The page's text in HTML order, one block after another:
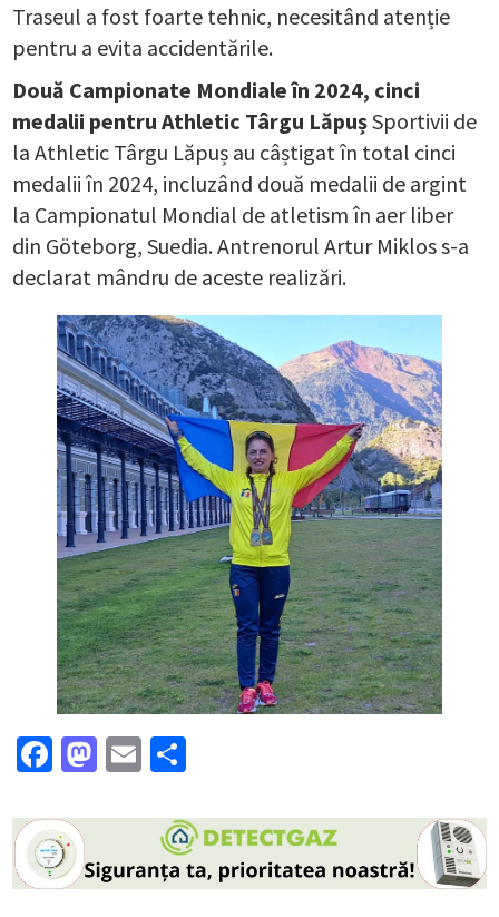
Traseul a fost foarte tehnic, necesitând atenție
pentru a evita accidentările.
Două Campionate Mondiale în 2024, cinci
medalii pentru Athletic Târgu LăpușSportivii de
la Athletic Târgu Lăpuș au câștigat în total cinci
medalii în 2024, incluzând două medalii de argint
la Campionatul Mondial de atletism în aer liber
din Göteborg, Suedia. Antrenorul Artur Miklos s-a
declarat mândru de aceste realizări.
Facebook
Mastodon
Email